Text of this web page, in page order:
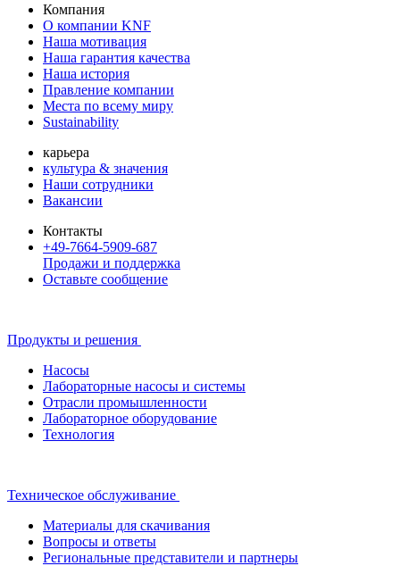
Компания
О компании KNF
Наша мотивация
Наша гарантия качества
Наша история
Правление компании
Места по всему миру
Sustainability
карьера
культура & значения
Наши сотрудники
Вакансии
Контакты
+49-7664-5909-687
Продажи и поддержка
Оставьте сообщение
Продукты и решения
Насосы
Лабораторные насосы и системы
Отрасли промышленности
Лабораторное оборудование
Технология
Техническое обслуживание
Материалы для скачивания
Вопросы и ответы
Региональные представители и партнеры